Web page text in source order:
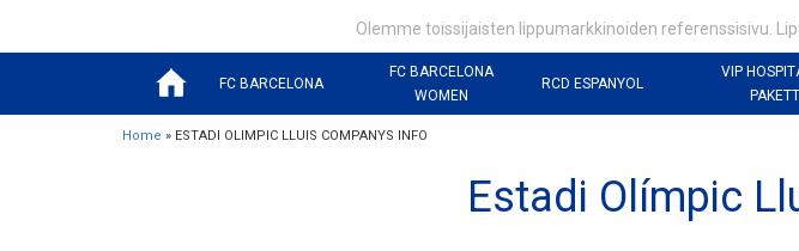
Olemme toissijaisten lippumarkkinoiden referenssisivu.
FC BARCELONA
FC BARCELONA
WOMEN
RCD ESPANYOL
VIP
PAKETTI
Home » ESTADI OLIMPIC LLUIS COMPANYS INFO
Estadi Olímpic